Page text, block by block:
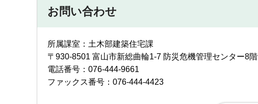
お問い合わせ
所属課室：土木部建築住宅課
〒930-8501 富山市新総曲輪1-7 防災危機管理センター8階
電話番号：076-444-9661
ファックス番号：076-444-4423